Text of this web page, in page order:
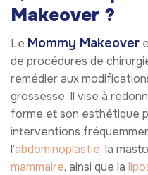
Makeover ?
Le Mommy Makeover
de procédures de
remédier aux
grossesse. Il vise à
forme et son esthétique
interventions
l’abdominoplastie, la
mammaire, ainsi que la